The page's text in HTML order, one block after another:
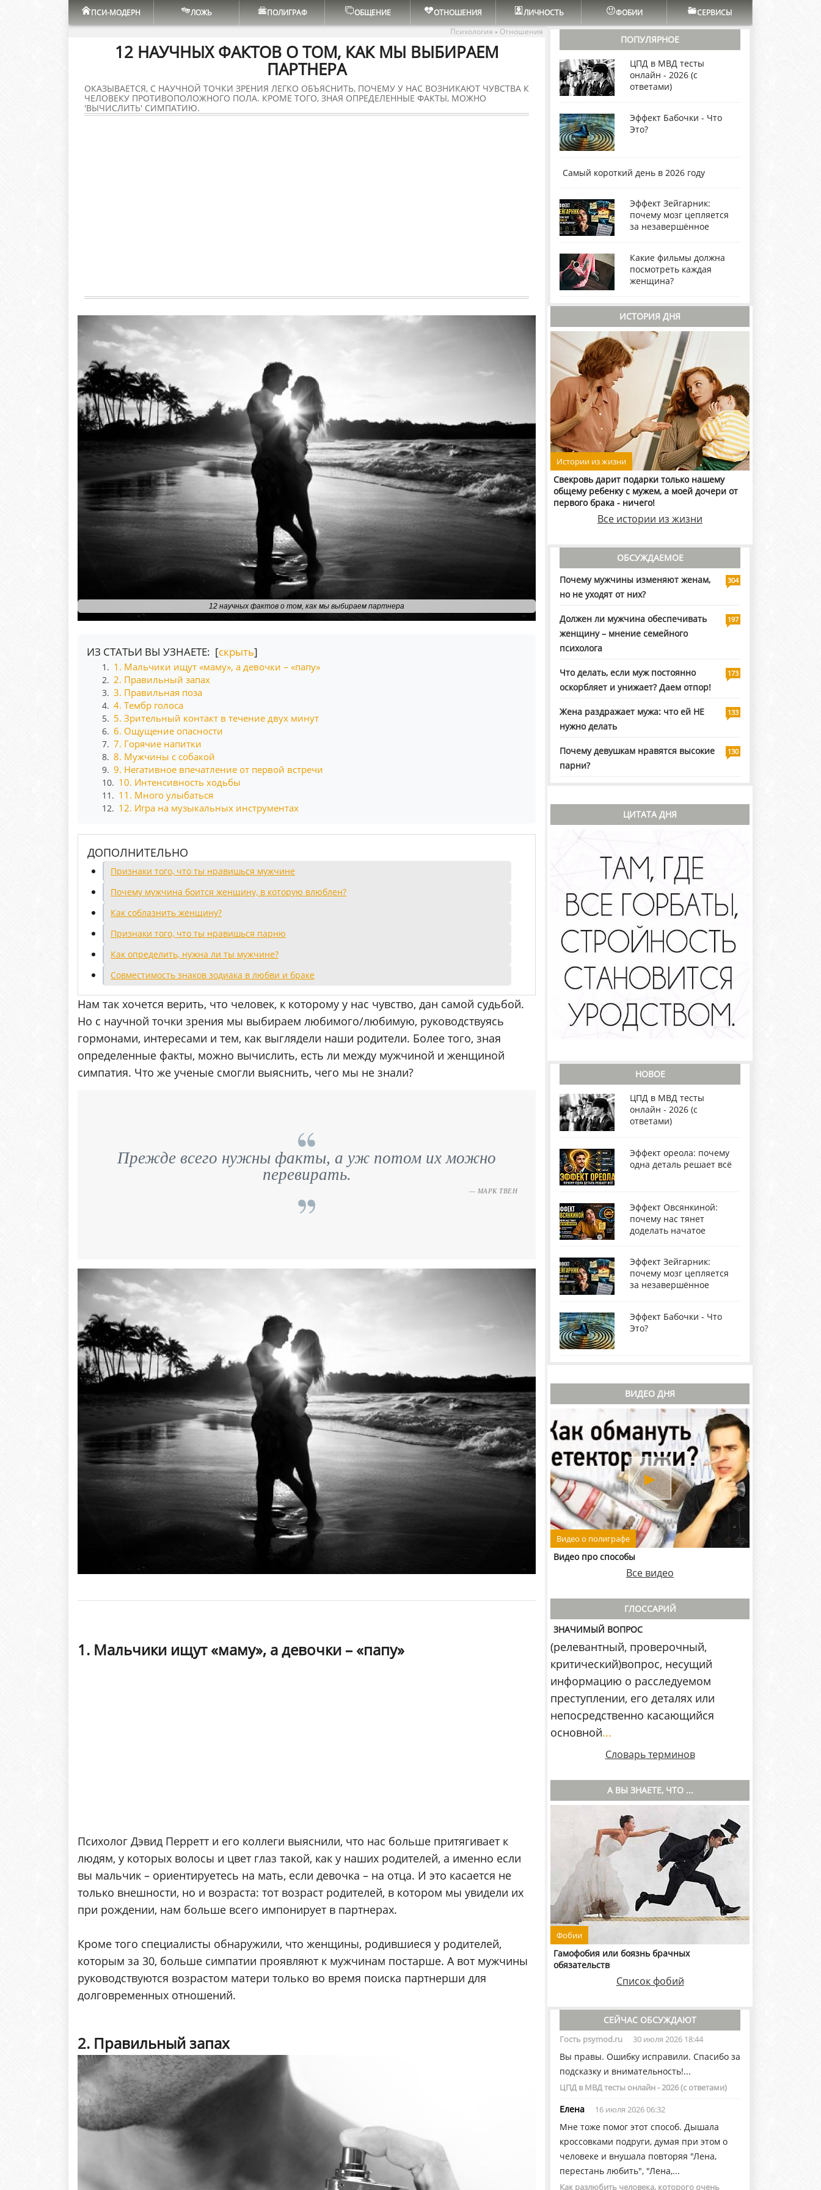
ПСИ-МОДЕРН ЛОЖЬ ПОЛИГРАФ ОБЩЕНИЕ ОТНОШЕНИЯ ЛИЧНОСТЬ ФОБИИ
СЕРВИСЫ
Психология » Отношения
12 НАУЧНЫХ ФАКТОВ О ТОМ, КАК МЫ ВЫБИРАЕМ
ПАРТНЕРА
ОКАЗЫВАЕТСЯ, С НАУЧНОЙ ТОЧКИ ЗРЕНИЯ ЛЕГКО ОБЪЯСНИТЬ, ПОЧЕМУ У НАС ВОЗНИКАЮТ ЧУВСТВА К
ЧЕЛОВЕКУ ПРОТИВОПОЛОЖНОГО ПОЛА. КРОМЕ ТОГО, ЗНАЯ ОПРЕДЕЛЕННЫЕ ФАКТЫ, МОЖНО
'ВЫЧИСЛИТЬ' СИМПАТИЮ.
12 научных фактов о том, как мы выбираем партнера
ИЗ СТАТЬИ ВЫ УЗНАЕТЕ: [скрыть]
1. 1. Мальчики ищут «маму», а девочки – «папу»
2. 2. Правильный запах
3. 3. Правильная поза
4. 4. Тембр голоса
5. 5. Зрительный контакт в течение двух минут
6. 6. Ощущение опасности
7. 7. Горячие напитки
8. 8. Мужчины с собакой
9. 9. Негативное впечатление от первой встречи
10. 10. Интенсивность ходьбы
11. 11. Много улыбаться
12. 12. Игра на музыкальных инструментах
ДОПОЛНИТЕЛЬНО
Признаки того, что ты нравишься мужчине
Почему мужчина боится женщину, в которую влюблен?
Как соблазнить женщину?
Признаки того, что ты нравишься парню
Как определить, нужна ли ты мужчине?
Совместимость знаков зодиака в любви и браке
Нам так хочется верить, что человек, к которому у нас чувство, дан самой судьбой.
Но с научной точки зрения мы выбираем любимого/любимую, руководствуясь
гормонами, интересами и тем, как выглядели наши родители. Более того, зная
определенные факты, можно вычислить, есть ли между мужчиной и женщиной
симпатия. Что же ученые смогли выяснить, чего мы не знали?
Прежде всего нужны факты, а уж потом их можно
перевирать.
МАРК ТВЕН
1. Мальчики ищут «маму», а девочки – «папу»
Психолог Дэвид Перретт и его коллеги выяснили, что нас больше притягивает к
людям, у которых волосы и цвет глаз такой, как у наших родителей, а именно если
вы мальчик – ориентируетесь на мать, если девочка – на отца. И это касается не
только внешности, но и возраста: тот возраст родителей, в котором мы увидели их
при рождении, нам больше всего импонирует в партнерах.
Кроме того специалисты обнаружили, что женщины, родившиеся у родителей,
которым за 30, больше симпатии проявляют к мужчинам постарше. А вот мужчины
руководствуются возрастом матери только во время поиска партнерши для
долговременных отношений.
2. Правильный запах
ПОПУЛЯРНОЕ
ЦПД в МВД тесты
онлайн - 2026 (с
ответами)
Эффект Бабочки - Что
Это?
Самый короткий день в 2026 году
Эффект Зейгарник:
почему мозг цепляется
за незавершённое
Какие фильмы должна
посмотреть каждая
женщина?
ИСТОРИЯ ДНЯ
Истории из жизни
Свекровь дарит подарки только нашему
общему ребенку с мужем, а моей дочери от
первого брака - ничего!
Все истории из жизни
ОБСУЖДАЕМОЕ
Почему мужчины изменяют женам,
но не уходят от них?
304
Должен ли мужчина обеспечивать
женщину – мнение семейного
психолога
197
Что делать, если муж постоянно
оскорбляет и унижает? Даем отпор!
173
Жена раздражает мужа: что ей НЕ
нужно делать
133
Почему девушкам нравятся высокие
парни?
130
ЦИТАТА ДНЯ
НОВОЕ
ЦПД в МВД тесты
онлайн - 2026 (с
ответами)
Эффект ореола: почему
одна деталь решает всё
Эффект Овсянкиной:
почему нас тянет
доделать начатое
Эффект Зейгарник:
почему мозг цепляется
за незавершённое
Эффект Бабочки - Что
Это?
ВИДЕО ДНЯ
►
Видео о полиграфе
Видео про способы
Все видео
ГЛОССАРИЙ
ЗНАЧИМЫЙ ВОПРОС
(релевантный, проверочный,
критический)вопрос, несущий
информацию о расследуемом
преступлении, его деталях или
непосредственно касающийся
основной...
Словарь терминов
А ВЫ ЗНАЕТЕ, ЧТО ...
Фобии
Гамофобия или боязнь брачных
обязательств
Список фобий
СЕЙЧАС ОБСУЖДАЮТ
Гость psymod.ru 30 июля 2026 18:44
Вы правы. Ошибку исправили. Спасибо за
подсказку и внимательность!...
ЦПД в МВД тесты онлайн - 2026 (с ответами)
Елена 16 июля 2026 06:32
Мне тоже помог этот способ. Дышала
кроссовками подруги, думая при этом о
человеке и внушала повторяя "Лена,
перестань любить", "Лена,...
Как разлюбить человека, которого очень